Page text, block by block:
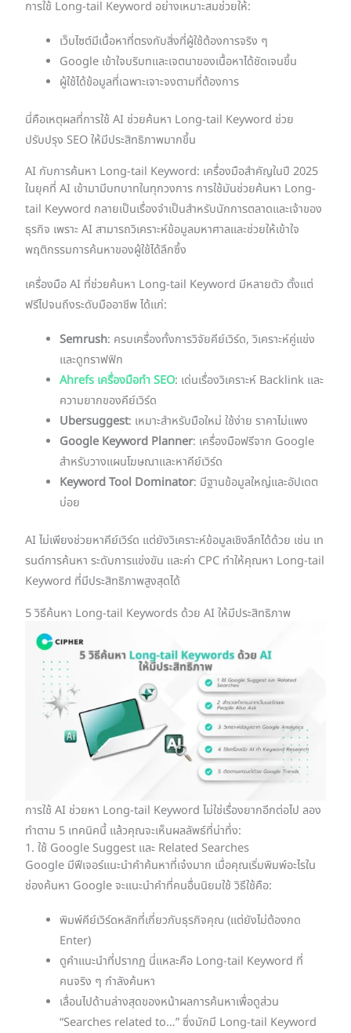
การใช้ Long-tail Keyword อย่างเหมาะสมช่วยให้:
เว็บไซต์มีเนื้อหาที่ตรงกับสิ่งที่ผู้ใช้ต้องการจริง ๆ
Google เข้าใจบริบทและเจตนาของเนื้อหาได้ชัดเจนขึ้น
ผู้ใช้ได้ข้อมูลที่เฉพาะเจาะจงตามที่ต้องการ
นี่คือเหตุผลที่การใช้ AI ช่วยค้นหา Long-tail Keyword ช่วย
ปรับปรุง SEO ให้มีประสิทธิภาพมากขึ้น
AI กับการค้นหา Long-tail Keyword: เครื่องมือสำคัญในปี 2025
ในยุคที่ AI เข้ามามีบทบาทในทุกวงการ การใช้มันช่วยค้นหา Long-
tail Keyword กลายเป็นเรื่องจำเป็นสำหรับนักการตลาดและเจ้าของ
ธุรกิจ เพราะ AI สามารถวิเคราะห์ข้อมูลมหาศาลและช่วยให้เข้าใจ
พฤติกรรมการค้นหาของผู้ใช้ได้ลึกซึ้ง
เครื่องมือ AI ที่ช่วยค้นหา Long-tail Keyword มีหลายตัว ตั้งแต่
ฟรีไปจนถึงระดับมืออาชีพ ได้แก่:
Semrush: ครบเครื่องทั้งการวิจัยคีย์เวิร์ด, วิเคราะห์คู่แข่ง
และดูทราฟฟิก
Ahrefs เครื่องมือทำ SEO: เด่นเรื่องวิเคราะห์ Backlink และ
ความยากของคีย์เวิร์ด
Ubersuggest: เหมาะสำหรับมือใหม่ ใช้ง่าย ราคาไม่แพง
Google Keyword Planner: เครื่องมือฟรีจาก Google
สำหรับวางแผนโฆษณาและหาคีย์เวิร์ด
Keyword Tool Dominator: มีฐานข้อมูลใหญ่และอัปเดต
บ่อย
AI ไม่เพียงช่วยหาคีย์เวิร์ด แต่ยังวิเคราะห์ข้อมูลเชิงลึกได้ด้วย เช่น เท
รนด์การค้นหา ระดับการแข่งขัน และค่า CPC ทำให้คุณหา Long-tail
Keyword ที่มีประสิทธิภาพสูงสุดได้
5 วิธีค้นหา Long-tail Keywords ด้วย AI ให้มีประสิทธิภาพ
การใช้ AI ช่วยหา Long-tail Keyword ไม่ใช่เรื่องยากอีกต่อไป ลอง
ทำตาม 5 เทคนิคนี้ แล้วคุณจะเห็นผลลัพธ์ที่น่าทึ่ง:
1. ใช้ Google Suggest และ Related Searches
Google มีฟีเจอร์แนะนำคำค้นหาที่เจ๋งมาก เมื่อคุณเริ่มพิมพ์อะไรใน
ช่องค้นหา Google จะแนะนำคำที่คนอื่นนิยมใช้ วิธีใช้คือ:
พิมพ์คีย์เวิร์ดหลักที่เกี่ยวกับธุรกิจคุณ (แต่ยังไม่ต้องกด
Enter)
ดูคำแนะนำที่ปรากฏ นี่แหละคือ Long-tail Keyword ที่
คนจริง ๆ กำลังค้นหา
เลื่อนไปด้านล่างสุดของหน้าผลการค้นหาเพื่อดูส่วน
“Searches related to…” ซึ่งมักมี Long-tail Keyword